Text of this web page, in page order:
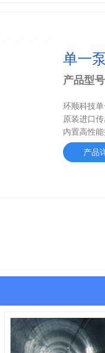
单一
产品型号
环顺科技
原装进口
内置高性
产品